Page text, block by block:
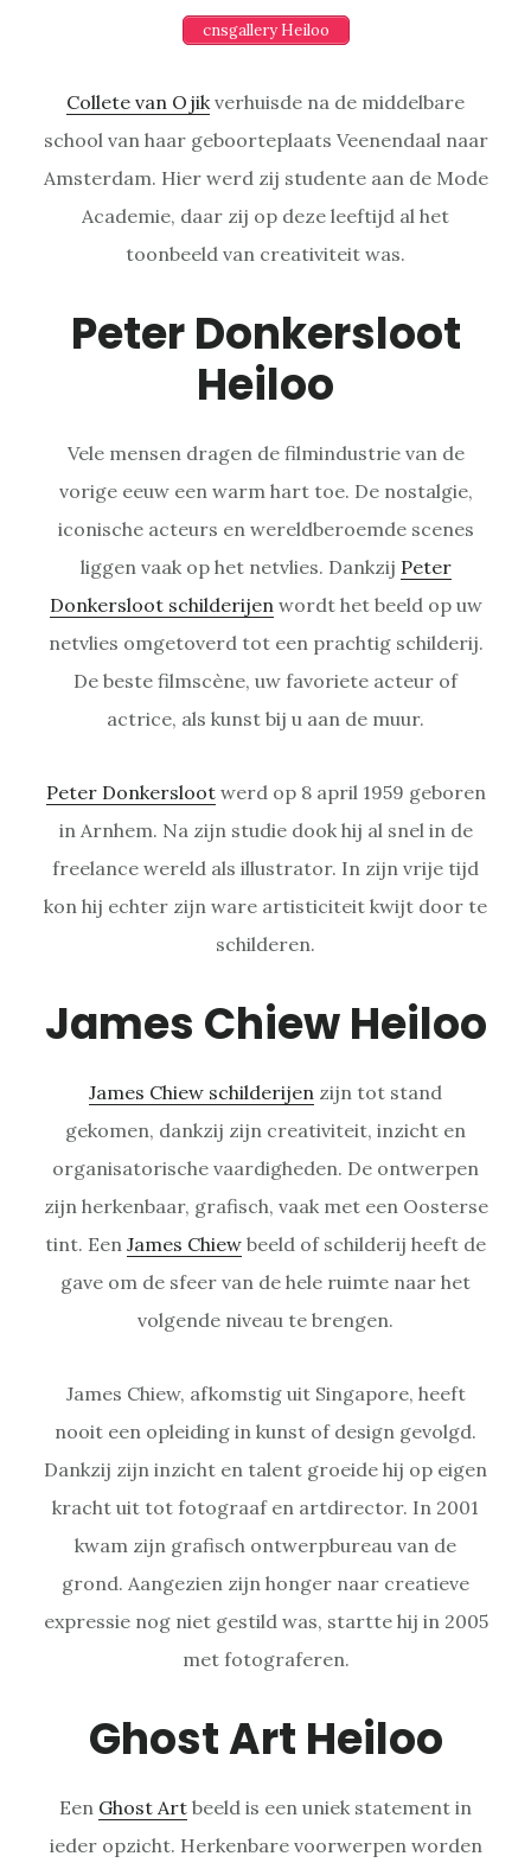
cnsgallery Heiloo
Collete van Ojik verhuisde na de middelbare
school van haar geboorteplaats Veenendaal naar
Amsterdam. Hier werd zij studente aan de Mode
Academie, daar zij op deze leeftijd al het
toonbeeld van creativiteit was.
Peter Donkersloot
Heiloo
Vele mensen dragen de filmindustrie van de
vorige eeuw een warm hart toe. De nostalgie,
iconische acteurs en wereldberoemde scenes
liggen vaak op het netvlies. Dankzij Peter
Donkersloot schilderijen wordt het beeld op uw
netvlies omgetoverd tot een prachtig schilderij.
De beste filmscène, uw favoriete acteur of
actrice, als kunst bij u aan de muur.
Peter Donkerslootwerd op 8 april 1959 geboren
in Arnhem. Na zijn studie dook hij al snel in de
freelance wereld als illustrator. In zijn vrije tijd
kon hij echter zijn ware artisticiteit kwijt door te
schilderen.
James Chiew Heiloo
James Chiew schilderijen zijn tot stand
gekomen, dankzij zijn creativiteit, inzicht en
organisatorische vaardigheden. De ontwerpen
zijn herkenbaar, grafisch, vaak met een Oosterse
tint. Een James Chiew beeld of schilderij heeft de
gave om de sfeer van de hele ruimte naar het
volgende niveau te brengen.
James Chiew, afkomstig uit Singapore, heeft
nooit een opleiding in kunst of design gevolgd.
Dankzij zijn inzicht en talent groeide hij op eigen
kracht uit tot fotograaf en artdirector. In 2001
kwam zijn grafisch ontwerpbureau van de
grond. Aangezien zijn honger naar creatieve
expressie nog niet gestild was, startte hij in 2005
met fotograferen.
Ghost Art Heiloo
Een Ghost Art beeld is een uniek statement in
ieder opzicht. Herkenbare voorwerpen worden